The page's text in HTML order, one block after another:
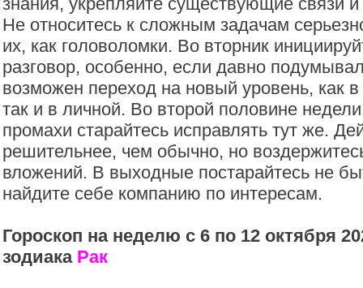
Не относитесь к сложным задачам
их, как головоломки. Во вторник
разговор, особенно, если давно
возможен переход на новый уровень, как
так и в личной. Во второй половине
промахи старайтесь исправлять тут же.
решительнее, чем обычно, но
вложений. В выходные постарайтесь не
найдите себе компанию по интересам.
Гороскоп на неделю с 6 по 12 октября
зодиака Рак